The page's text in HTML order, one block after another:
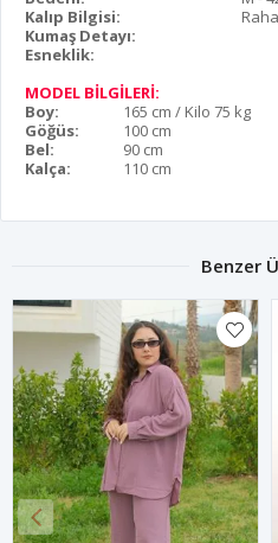
Kalıp Bilgisi:
Kumaş Detayı:
Esneklik:
MODEL BİLGİLERİ:
Boy:
165 cm / Kilo 75 kg
Göğüs:
100 cm
Bel:
90 cm
Kalça:
110 cm
Benzer